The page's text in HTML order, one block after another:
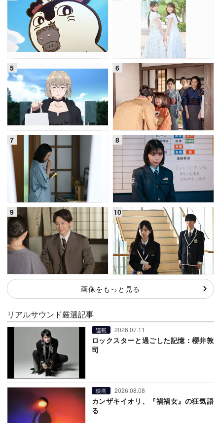
画像をもっと見る
リアルサウンド厳選記事
連載 2026.07.11
ロックスターと過ごした記憶：櫻井敦
司
映画 2026.08.08
カンザキイオリ、『禍禍女』の狂気語
る